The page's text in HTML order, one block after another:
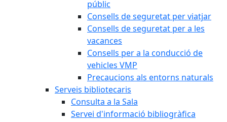
públic
Consells de seguretat per viatjar
Consells de seguretat per a les
vacances
Consells per a la conducció de
vehicles VMP
Precaucions als entorns naturals
Serveis bibliotecaris
Consulta a la Sala
Servei d'informació bibliogràfica